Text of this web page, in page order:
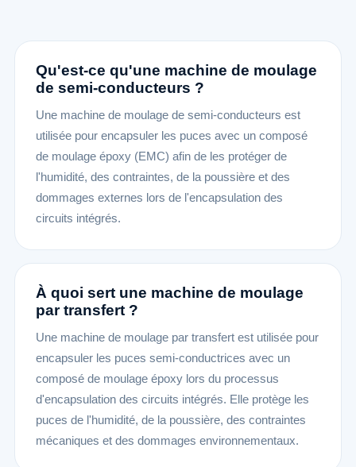
Qu'est-ce qu'une machine de moulage
de semi-conducteurs ?
Une machine de moulage de semi-conducteurs est
utilisée pour encapsuler les puces avec un composé
de moulage époxy (EMC) afin de les protéger de
l'humidité, des contraintes, de la poussière et des
dommages externes lors de l'encapsulation des
circuits intégrés.
À quoi sert une machine de moulage
par transfert ?
Une machine de moulage par transfert est utilisée pour
encapsuler les puces semi-conductrices avec un
composé de moulage époxy lors du processus
d'encapsulation des circuits intégrés. Elle protège les
puces de l'humidité, de la poussière, des contraintes
mécaniques et des dommages environnementaux.